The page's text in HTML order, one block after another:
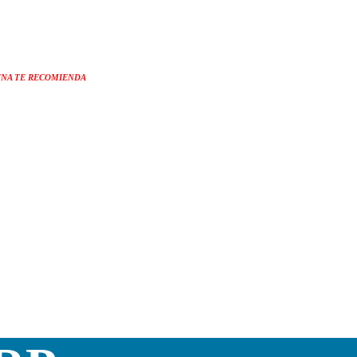
TE RECOMIENDA